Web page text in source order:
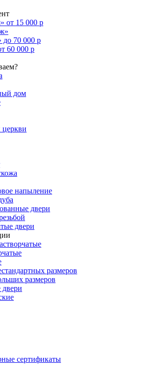
от 15 000 р
до 70 000 р
60 000 р
дом
напыление
двери
двери
размеров
размеров
сертификаты